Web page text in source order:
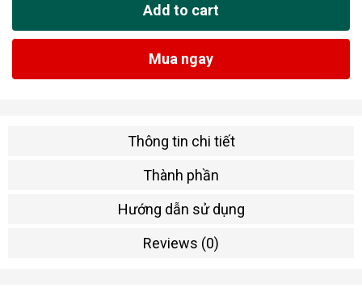
Add to cart
Mua ngay
Thông tin chi tiết
Thành phần
Hướng dẫn sử dụng
Reviews (0)